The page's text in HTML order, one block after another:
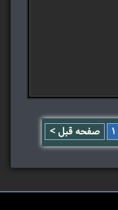
< صفحه قبل 1